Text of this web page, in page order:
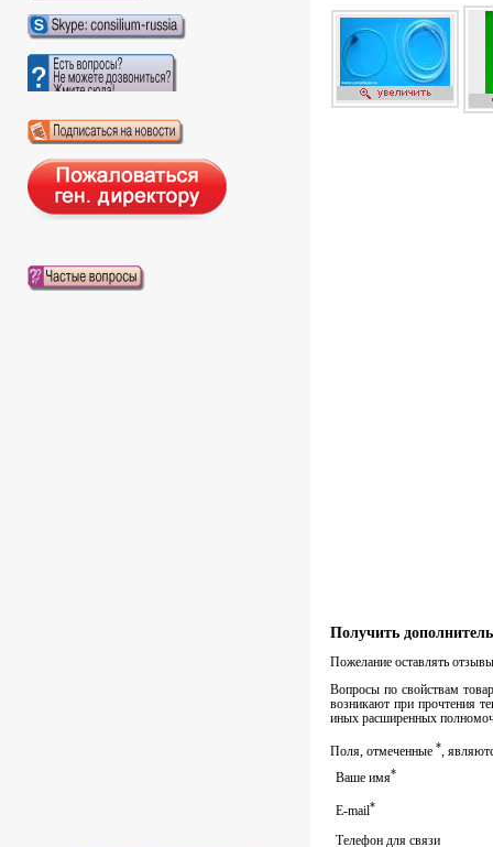
Получить
Пожелание оставлять
Вопросы по свойствам
возникают при прочтения
иных расширенных
Поля, отмеченные *,
Ваше имя*
E-mail*
Телефон для связи